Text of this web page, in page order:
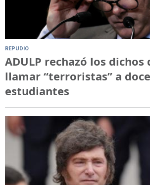
REPUDIO
ADULP rechazó los
llamar “terroristas” a
estudiantes